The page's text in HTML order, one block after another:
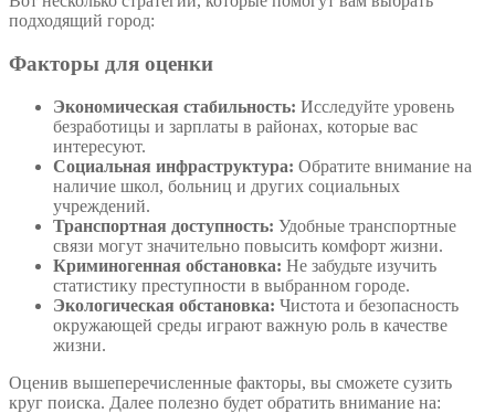
подходящий город:
Факторы для оценки
Экономическая стабильность: Исследуйте уровень
безработицы и зарплаты в районах, которые вас
интересуют.
Социальная инфраструктура: Обратите внимание на
наличие школ, больниц и других социальных
учреждений.
Транспортная доступность: Удобные транспортные
связи могут значительно повысить комфорт жизни.
Криминогенная обстановка: Не забудьте изучить
статистику преступности в выбранном городе.
Экологическая обстановка: Чистота и безопасность
окружающей среды играют важную роль в качестве
жизни.
Оценив вышеперечисленные факторы, вы сможете сузить
круг поиска. Далее полезно будет обратить внимание на: